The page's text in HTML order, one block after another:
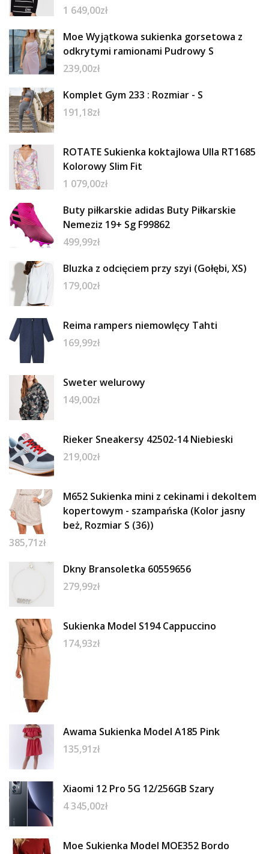
1 649,00zł
Moe Wyjątkowa sukienka gorsetowa z
odkrytymi ramionami Pudrowy S
239,00zł
Komplet Gym 233 : Rozmiar - S
191,18zł
ROTATE Sukienka koktajlowa Ulla RT1685
Kolorowy Slim Fit
1 079,00zł
Buty piłkarskie adidas Buty Piłkarskie
Nemeziz 19+ Sg F99862
499,99zł
Bluzka z odcięciem przy szyi (Gołębi, XS)
179,00zł
Reima rampers niemowlęcy Tahti
169,99zł
Sweter welurowy
149,00zł
Rieker Sneakersy 42502-14 Niebieski
219,00zł
M652 Sukienka mini z cekinami i dekoltem
kopertowym - szampańska (Kolor jasny
beż, Rozmiar S (36))
385,71zł
Dkny Bransoletka 60559656
279,99zł
Sukienka Model S194 Cappuccino
174,93zł
Awama Sukienka Model A185 Pink
135,91zł
Xiaomi 12 Pro 5G 12/256GB Szary
4 345,00zł
Moe Sukienka Model MOE352 Bordo